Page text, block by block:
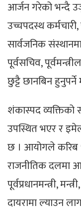
आर्जन गरेको भन्दै
उच्चपदस्थ कर्मचारी,
सार्वजनिक
पूर्वसचिव,
छुट्टै छानबिन
शंकास्पद व्यक्तिको
उपस्थित भएर र
छ । आयोगले करिब
राजनीतिक दलमा
पूर्वप्रधानमन्त्री,
दायरामा ल्याउन